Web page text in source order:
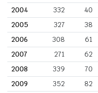
2004
332 40
2005
327 38
2006
308 61
2007
271 62
2008
339 70
2009
352 82